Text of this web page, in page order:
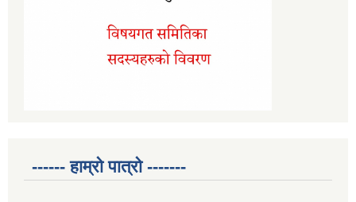
------ हाम्रो पात्रो -------